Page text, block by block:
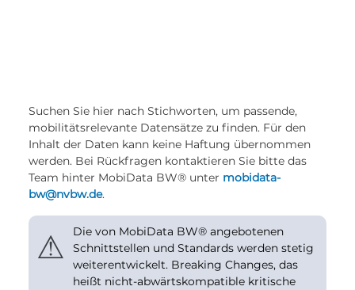
Suchen Sie hier nach Stichworten, um passende,
mobilitätsrelevante Datensätze zu finden. Für den
Inhalt der Daten kann keine Haftung übernommen
werden. Bei Rückfragen kontaktieren Sie bitte das
Team hinter MobiData BW® unter mobidata-
bw@nvbw.de.
⚠
Die von MobiData BW® angebotenen
Schnittstellen und Standards werden stetig
weiterentwickelt. Breaking Changes, das
heißt nicht-abwärtskompatible kritische